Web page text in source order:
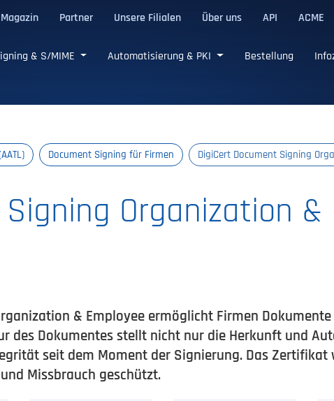
Magazin Partner Unsere Filialen Über uns API ACME
& S/MIME Automatisierung & PKI Bestellung
Document Signing für Firmen DigiCert Document Signing
Organization &
& Employee ermöglicht Firmen
des Dokumentes stellt nicht nur die Herkunft und
seit dem Moment der Signierung. Das Zertifikat
Missbrauch geschützt.